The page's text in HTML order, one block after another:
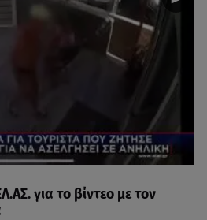
για το βίντεο με τον